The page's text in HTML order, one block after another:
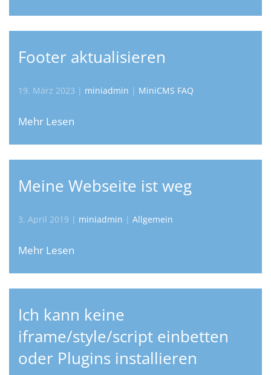
Footer aktualisieren
19. März 2023 | miniadmin | MiniCMS FAQ
Mehr Lesen
Meine Webseite ist weg
3. April 2019 | miniadmin | Allgemein
Mehr Lesen
Ich kann keine
iframe/style/script einbetten
oder Plugins installieren